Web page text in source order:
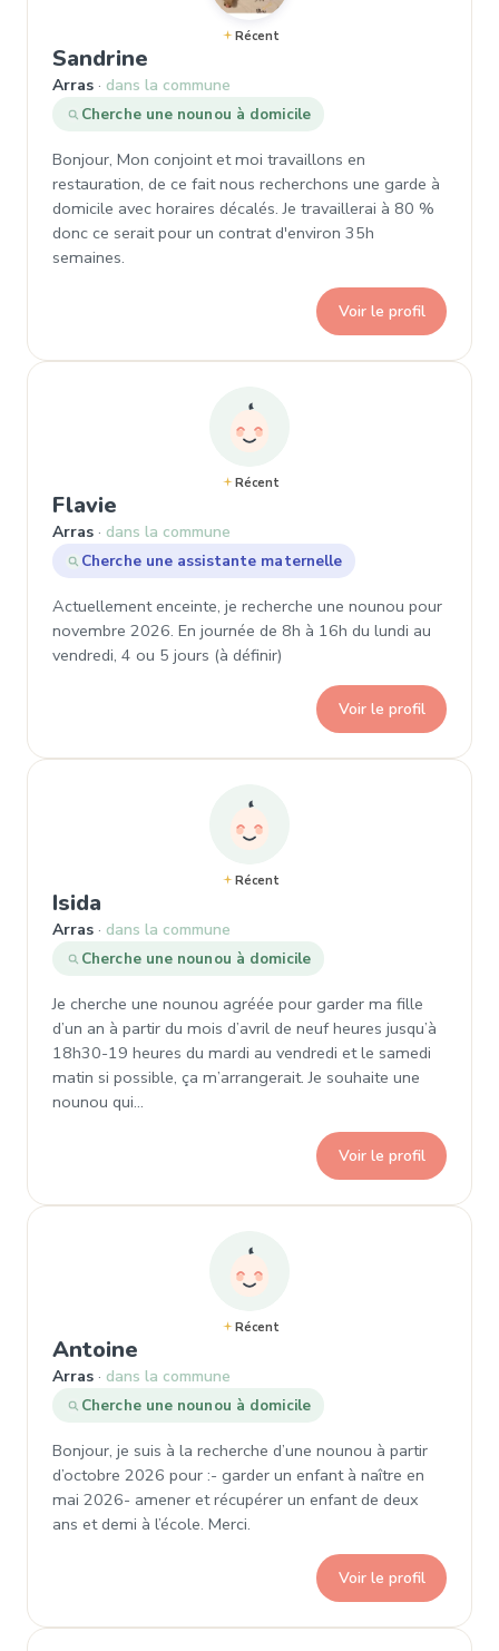
Récent
Sandrine
Arras dans la commune
Cherche une nounou à domicile
Bonjour, Mon conjoint et moi travaillons en
restauration, de ce fait nous recherchons une garde à
domicile avec horaires décalés. Je travaillerai à 80 %
donc ce serait pour un contrat d'environ 35h
semaines.
Voir le profil
Récent
Flavie
Arras dans la commune
Cherche une assistante maternelle
Actuellement enceinte, je recherche une nounou pour
novembre 2026. En journée de 8h à 16h du lundi au
vendredi, 4 ou 5 jours (à définir)
Voir le profil
Récent
Isida
Arras dans la commune
Cherche une nounou à domicile
Je cherche une nounou agréée pour garder ma fille
d’un an à partir du mois d’avril de neuf heures jusqu’à
18h30-19 heures du mardi au vendredi et le samedi
matin si possible, ça m’arrangerait. Je souhaite une
nounou qui…
Voir le profil
Récent
Antoine
Arras dans la commune
Cherche une nounou à domicile
Bonjour, je suis à la recherche d’une nounou à partir
d’octobre 2026 pour :- garder un enfant à naître en
mai 2026- amener et récupérer un enfant de deux
ans et demi à l’école. Merci.
Voir le profil